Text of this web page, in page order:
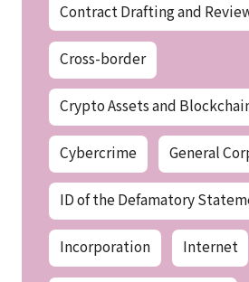
Contract Drafting and
Cross-border
Crypto Assets and
Cybercrime General
ID of the Defamatory
Incorporation Internet